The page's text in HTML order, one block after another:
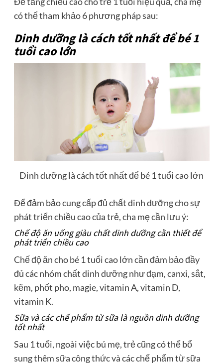
có thể tham khảo 6 phương pháp sau:
Dinh dưỡng là cách tốt nhất để bé 1
tuổi cao lớn
Dinh dưỡng là cách tốt nhất để bé 1 tuổi cao lớn
Để đảm bảo cung cấp đủ chất dinh dưỡng cho sự
phát triển chiều cao của trẻ, cha mẹ cần lưu ý:
Chế độ ăn uống giàu chất dinh dưỡng cần thiết để
phát triển chiều cao
Chế độ ăn cho bé 1 tuổi cao lớn cần đảm bảo đầy
đủ các nhóm chất dinh dưỡng như đạm, canxi, sắt,
kẽm, phốt pho, magie, vitamin A, vitamin D,
vitamin K.
Sữa và các chế phẩm từ sữa là nguồn dinh dưỡng
tốt nhất
Sau 1 tuổi, ngoài việc bú mẹ, trẻ cũng có thể bổ
sung thêm sữa công thức và các chế phẩm từ sữa